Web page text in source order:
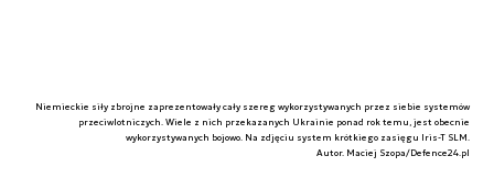
Niemieckie siły zbrojne zaprezentowały cały szereg wykorzystywanych przez siebie systemów
przeciwlotniczych. Wiele z nich przekazanych Ukrainie ponad rok temu, jest obecnie
wykorzystywanych bojowo. Na zdjęciu system krótkiego zasięgu Iris-T SLM.
Autor. Maciej Szopa/Defence24.pl